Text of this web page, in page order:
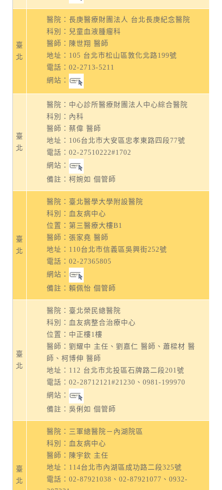
臺
北
醫院：長庚醫療財團法人 台北長庚紀念醫院
科別：兒童血液腫瘤科
醫師：陳世翔 醫師
地址： 105 台北市松山區敦化北路199號
電話： 02-2713-5211
網站：
臺
北
醫院：中心診所醫療財團法人中心綜合醫院
科別：內科
醫師：蔡偉 醫師
地址： 106台北市大安區忠孝東路四段77號
電話： 02-27510222#1702
網站：
備註：柯婉如 個管師
臺
北
醫院：臺北醫學大學附設醫院
科別：血友病中心
位置：第三醫療大樓B1
醫師：張家堯 醫師
地址： 110台北市信義區吳興街252號
電話： 02-27365805
網站：
備註：賴佩怡 個管師
臺
北
醫院：臺北榮民總醫院
科別：血友病整合治療中心
位置：中正樓1樓
醫師：劉耀中 主任、劉嘉仁 醫師、蕭樑材 醫
師、柯博伸 醫師
地址： 112 台北市北投區石牌路二段201號
電話： 02-28712121#21230 、 0981-199970
網站：
備註：吳俐如 個管師
臺
北
醫院：三軍總醫院－內湖院區
科別：血友病中心
醫師：陳宇欽 主任
地址： 114台北市內湖區成功路二段325號
電話： 02-87921038 、 02-87921077 、 0932-